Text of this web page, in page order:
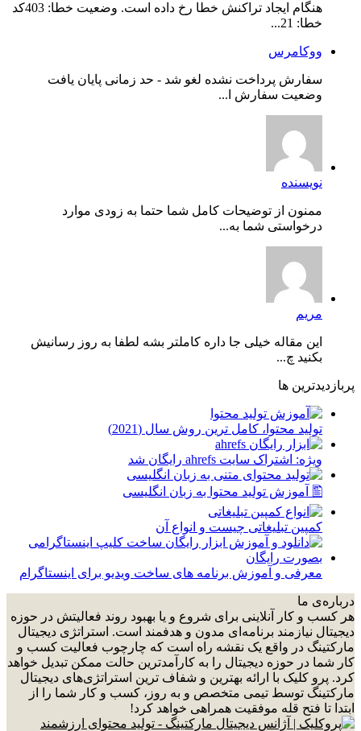
هنگام ایجاد تراکنش خطا رخ داده است. وضعیت خطا: 403کد
خطا: 21...
ووکامرس
سفارش پرداخت نشده لغو شد - حد زمانی پایان یافت
وضعیت سفارش ا...
نویسنده
ممنون از توضیحات کامل شما حتما به زودی موارد
درخواستی شما به...
مریم
این مقاله خیلی جا داره کاملتر بشه لطفا به روز رسانیش
بکنید چ...
پربازدیدترین ها
توليد محتوا، کامل ترین روش سال (2021)
ویژه: اشتراک سایت ahrefs رایگان شد
🖺 آموزش تولید محتوا به زبان انگلیسی
کمپین تبلیغاتی چیست و انواع آن
معرفی و آموزش برنامه های ساخت ویدیو برای اینستاگرام
درباره‌ی ما
هر کسب و کار آنلاینی برای شروع و یا بهبود روند فعالیتش در حوزه
دیجیتال نیازمند برنامه‌ای مدون و هدفمند است. استراتژی دیجیتال
مارکتینگ در واقع یک نقشه راه است که چارچوب فعالیت کسب و
کار شما در حوزه دیجیتال را به کارآمدترین حالت ممکن تبدیل خواهد
کرد. پرو کلیک با ارائه بهترین و شفاف ترین استراتژی‌های دیجیتال
مارکتینگ توسط تیمی متخصص و به روز، کسب و کار شما را از
ابتدا تا فتح قله موفقیت همراهی خواهد کرد!